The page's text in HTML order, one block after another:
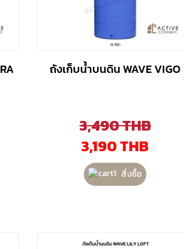
ถังเก็บน้ำบนดิน WAVE VIGO
3,490THB
3,190THB
สั่งซื้อ